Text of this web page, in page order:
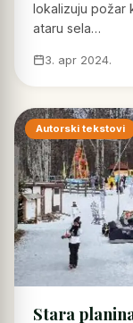
lokalizuju požar
ataru sela…
3. apr 2024.
Autorski tekstovi
Stara